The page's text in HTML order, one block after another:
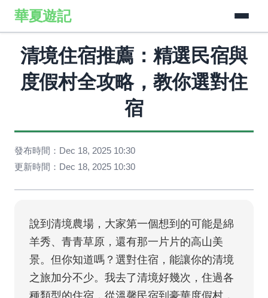
華夏遊記
清境住宿推薦：精選民宿與
度假村全攻略，教你選對住
宿
發布時間：Dec 18, 2025 10:30
更新時間：Dec 18, 2025 10:30
說到清境農場，大家第一個想到的可能是綿
羊秀、青青草原，還有那一片片的高山美
景。但你知道嗎？選對住宿，能讓你的清境
之旅加分不少。我去了清境好幾次，住過各
種類型的住宿，從溫馨民宿到豪華度假村，